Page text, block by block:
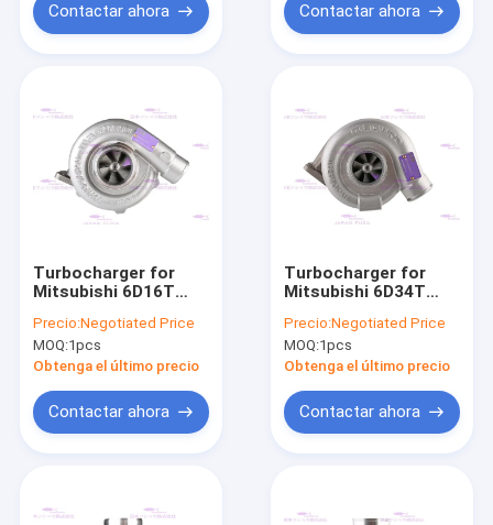
Productos
Contactar ahora Contactar ahora
Turbocharger for
Mitsubishi 6D16T
Precio:Negotiated Price
MOQ:1pcs
Obtenga el último precio
Contactar ahora
Turbocharger for
Mitsubishi 6D34T
Precio:Negotiated Price
MOQ:1pcs
Obtenga el último precio
Contactar ahora